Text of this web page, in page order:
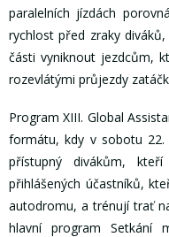
paralelních jízdách
rychlost před zraky
části vyniknout jezdcům,
rozevlátými průjezdy
Program XIII. Global
formátu, kdy v sobotu
přístupný divákům,
přihlášených účastníků,
autodromu, a trénují trať
hlavní program Setkání